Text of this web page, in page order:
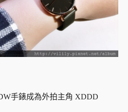
手錶成為外拍主角 XDDD